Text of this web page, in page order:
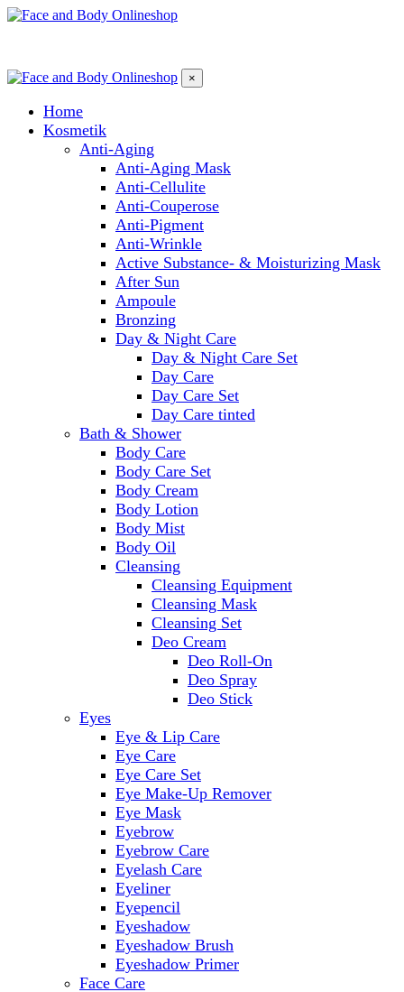
×
Home
Kosmetik
Anti-Aging
Anti-Aging Mask
Anti-Cellulite
Anti-Couperose
Anti-Pigment
Anti-Wrinkle
Active Substance- & Moisturizing Mask
After Sun
Ampoule
Bronzing
Day & Night Care
Day & Night Care Set
Day Care
Day Care Set
Day Care tinted
Bath & Shower
Body Care
Body Care Set
Body Cream
Body Lotion
Body Mist
Body Oil
Cleansing
Cleansing Equipment
Cleansing Mask
Cleansing Set
Deo Cream
Deo Roll-On
Deo Spray
Deo Stick
Eyes
Eye & Lip Care
Eye Care
Eye Care Set
Eye Make-Up Remover
Eye Mask
Eyebrow
Eyebrow Care
Eyelash Care
Eyeliner
Eyepencil
Eyeshadow
Eyeshadow Brush
Eyeshadow Primer
Face Care